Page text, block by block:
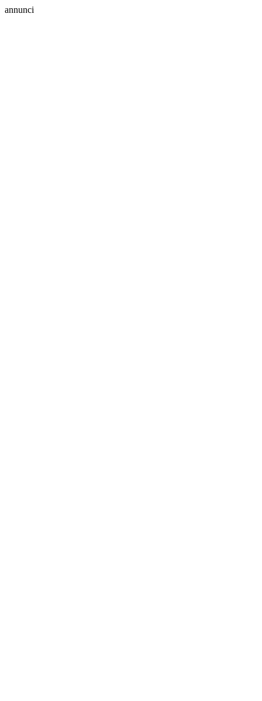
annunci